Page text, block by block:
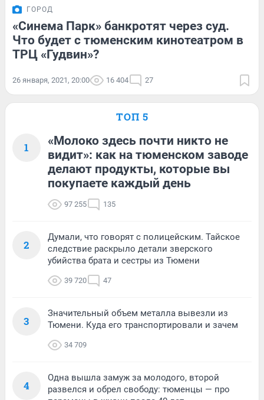
ГОРОД
«Синема Парк» банкротят через суд.
Что будет с тюменским кинотеатром в
ТРЦ «Гудвин»?
26 января, 2021, 20:00 16 404 27
ТОП 5
1
«Молоко здесь почти никто не
видит»: как на тюменском заводе
делают продукты, которые вы
покупаете каждый день
97 255 135
2
Думали, что говорят с полицейским. Тайское
следствие раскрыло детали зверского
убийства брата и сестры из Тюмени
39 720 47
3
Значительный объем металла вывезли из
Тюмени. Куда его транспортировали и зачем
34 709
4
Одна вышла замуж за молодого, второй
развелся и обрел свободу: тюменцы — про